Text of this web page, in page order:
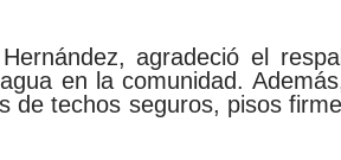
agradeció el
en la comunidad.
de techos seguros, pisos